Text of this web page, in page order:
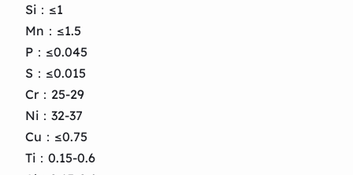
Si：≤1
Mn：≤1.5
P：≤0.045
S：≤0.015
Cr：25-29
Ni：32-37
Cu：≤0.75
Ti：0.15-0.6